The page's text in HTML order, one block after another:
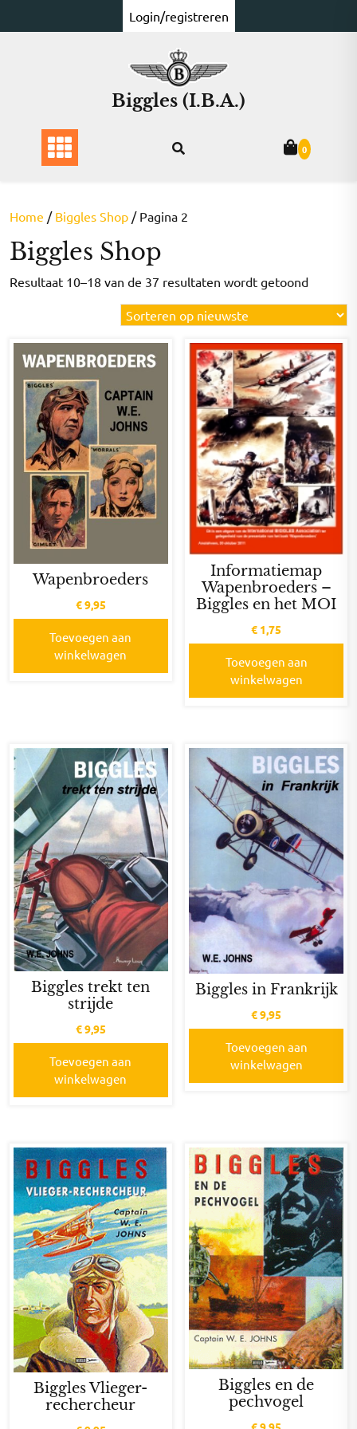
naar
Login/registreren
Biggles (I.B.A.)
0
Home / Biggles Shop / Pagina 2
Biggles Shop
Resultaat 10–18 van de 37 resultaten wordt getoond
op
Wapenbroeders
€9,95
Toevoegen aan
winkelwagen
Informatiemap
Wapenbroeders –
Biggles en het MOI
€ 1,75
Toevoegen aan
winkelwagen
Biggles trekt ten
strijde
€9,95
Toevoegen aan
winkelwagen
Biggles in Frankrijk
€9,95
Toevoegen aan
winkelwagen
Biggles Vlieger-
rechercheur
Biggles en de
pechvogel